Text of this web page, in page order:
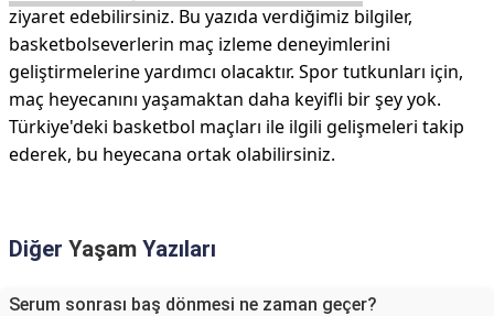
ziyaret edebilirsiniz. Bu yazıda verdiğimiz bilgiler,
basketbolseverlerin maç izleme deneyimlerini
geliştirmelerine yardımcı olacaktır. Spor tutkunları için,
maç heyecanını yaşamaktan daha keyifli bir şey yok.
Türkiye'deki basketbol maçları ile ilgili gelişmeleri takip
ederek, bu heyecana ortak olabilirsiniz.
Diğer Yaşam Yazıları
Serum sonrası baş dönmesi ne zaman geçer?